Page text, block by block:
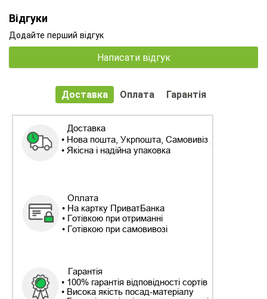
Відгуки
Додайте перший відгук
Написати відгук
Доставка Оплата Гарантія